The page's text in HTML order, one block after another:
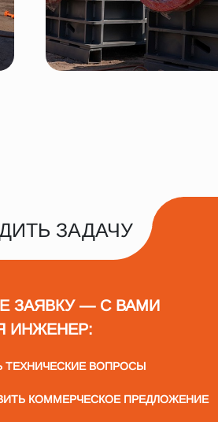
ЗАДАЧУ
ЗАЯВКУ — С ВАМИ
ИНЖЕНЕР:
ТЕХНИЧЕСКИЕ ВОПРОСЫ
КОММЕРЧЕСКОЕ ПРЕДЛОЖЕНИЕ